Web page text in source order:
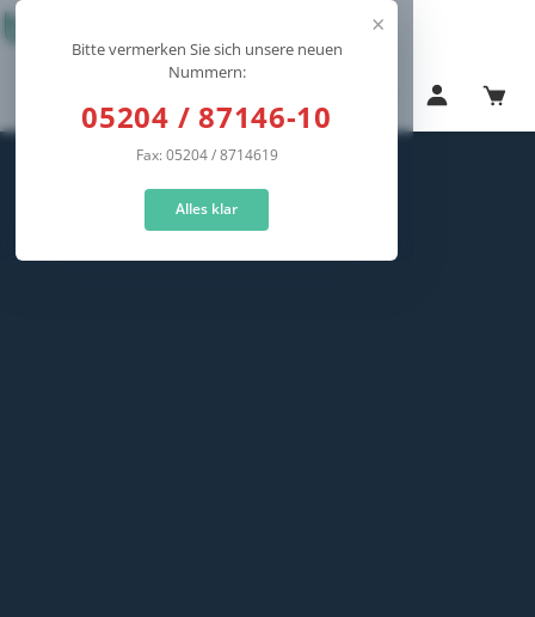
×
Bitte vermerken Sie sich unsere neuen
Nummern:
05204 / 87146-10
Fax: 05204 / 8714619
Alles klar